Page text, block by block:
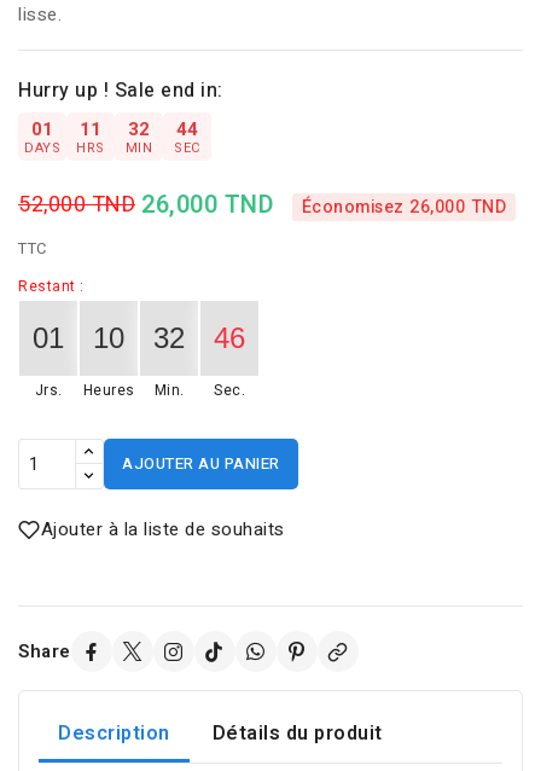
lisse.
Hurry up ! Sale end in:
01
DAYS
11
HRS
32
MIN
44
SEC
52,000 TND 26,000 TND Économisez 26,000 TND
TTC
Restant :
01
Jrs.
10
Heures
32
Min.
46
Sec.
AJOUTER AU PANIER
Ajouter à la liste de souhaits
Share
Description Détails du produit